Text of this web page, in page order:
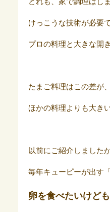
けっこうな技術が必要
プロの料理と大きな開
たまご料理はこの差が、
ほかの料理よりも大き
以前にご紹介しましたが
毎年キューピーが出す
卵を食べたいけど